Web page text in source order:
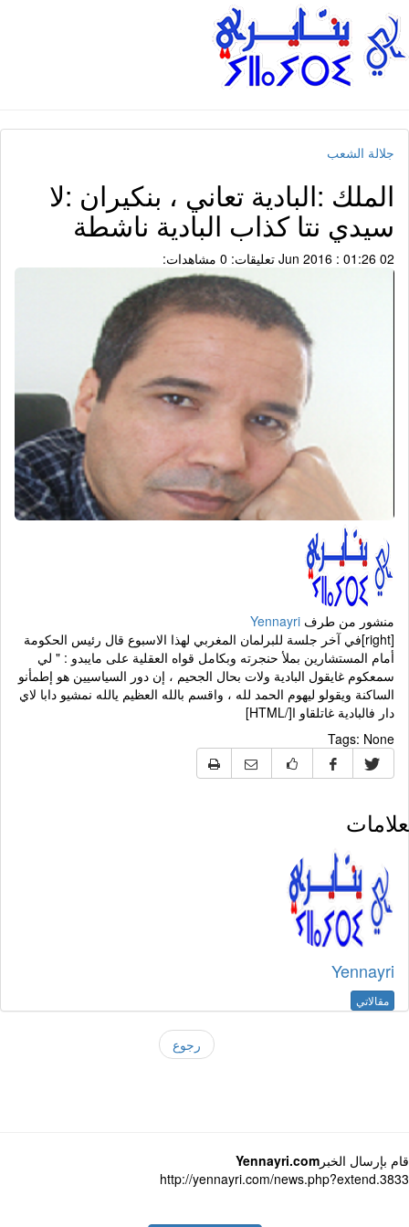
جلالة الشعب
الملك :البادية تعاني ، بنكيران :لا
سيدي نتا كذاب البادية ناشطة
02 Jun 2016 : 01:26 تعليقات: 0 مشاهدات:
منشور من طرفYennayri
[right]في آخر جلسة للبرلمان المغربي لهذا الاسبوع قال رئيس الحكومة
أمام المستشارين بملأ حنجرته وبكامل قواه العقلية على مايبدو : " لي
سمعكوم غايقول البادية ولات بحال الجحيم ، إن دور السياسيين هو إطمأنو
الساكنة ويقولو ليهوم الحمد لله ، واقسم بالله العظيم يالله نمشيو دابا لاي
دار فالبادية غاتلقاو ا[/HTML]
Tags:None
Yennayri
مقالاتي
رجوع
بإرسال الخبرYennayri.com
http://yennayri.com/